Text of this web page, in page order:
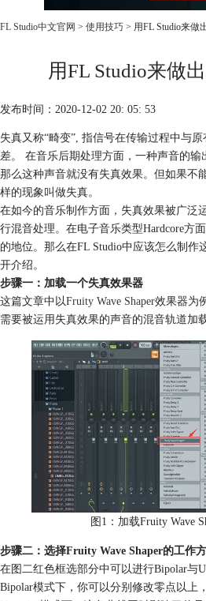
FL Studio中文官网 > 使用技巧 > 用FL Studio来做
用FL Studio来做
发布时间：2020-12-02 20: 05: 53
失真又称“畸变”, 指信号在传输过程中与
差。 在音乐后期处理方面，一种声音的输
那么这种声音就没有失真效果。但如果不
样的现象叫做失真。
在如今的音乐制作方面，失真效果被广泛
行混音处理。在电子音乐类型Hardcore方
的地位。那么在FL Studio中应该怎么制作
开介绍。
步骤一：加载一个失真效果器
这篇文章中以Fruity Wave Shaper效果器为
需要被运用失真效果的声音的混音轨道加
图1：加载Fruity Wave
步骤二：选择Fruity Wave Shaper的工作
在图二红色框选部分中可以进行Bipolar与
Bipolar模式下，你可以分别修改零点以上